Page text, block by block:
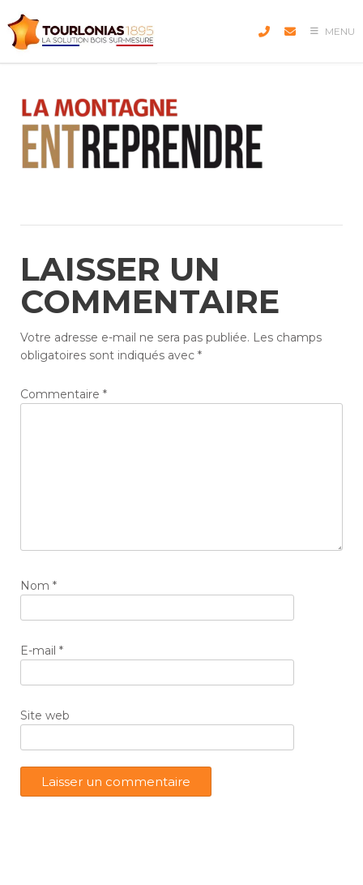
to
content
MENU
LAISSER UN
COMMENTAIRE
Votre adresse e-mail ne sera pas publiée. Les champs
obligatoires sont indiqués avec *
Commentaire *
Nom *
E-mail *
Site web